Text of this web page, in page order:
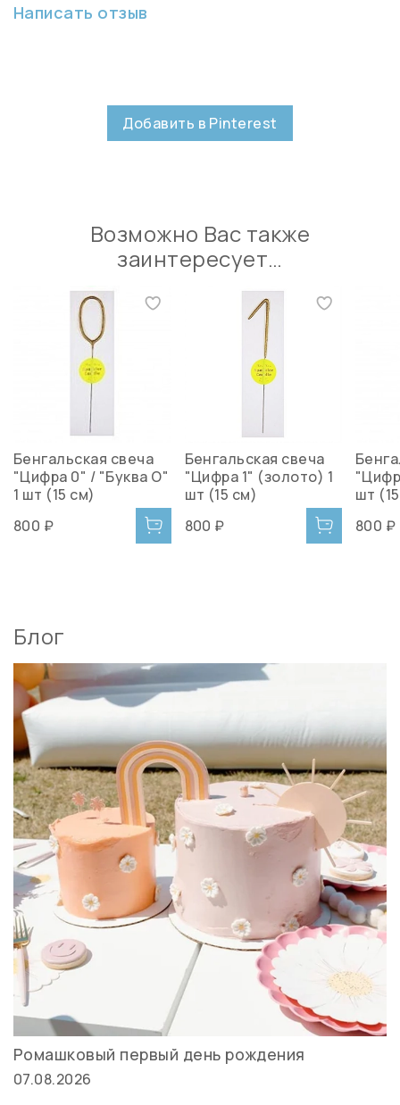
Написать отзыв
Добавить в Pinterest
Возможно Вас также
заинтересует…
Бенгальская свеча
"Цифра 0" / "Буква O"
1 шт (15 см)
800 ₽
Бенгальская свеча
"Цифра 1" (золото) 1
шт (15 см)
800 ₽
шт
800 ₽
Блог
Ромашковый первый день рождения
07.08.2026